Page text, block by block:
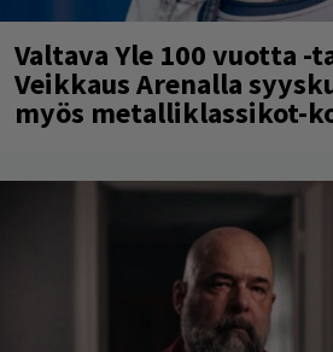
Valtava Yle 100 vuotta -
Veikkaus Arenalla
myös metalliklassikot-